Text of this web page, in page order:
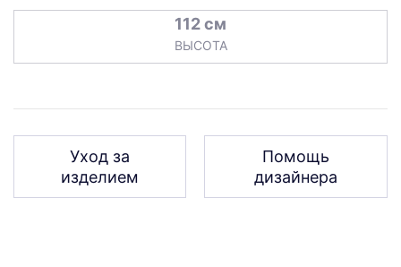
112 см
ВЫСОТА
Уход за
изделием
Помощь
дизайнера